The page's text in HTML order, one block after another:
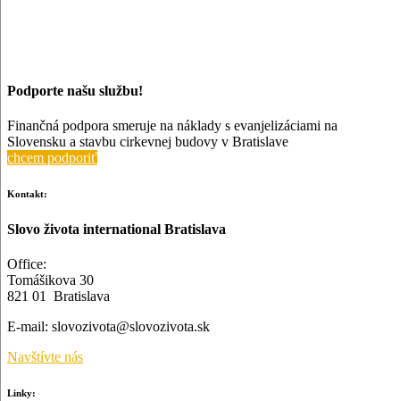
Podporte našu službu!
Finančná podpora smeruje na náklady s evanjelizáciami na
Slovensku a stavbu cirkevnej budovy v Bratislave
chcem podporiť
Kontakt:
Slovo života international Bratislava
Office:
Tomášikova 30
821 01 Bratislava
E-mail: slovozivota@slovozivota.sk
Navštívte nás
Linky: